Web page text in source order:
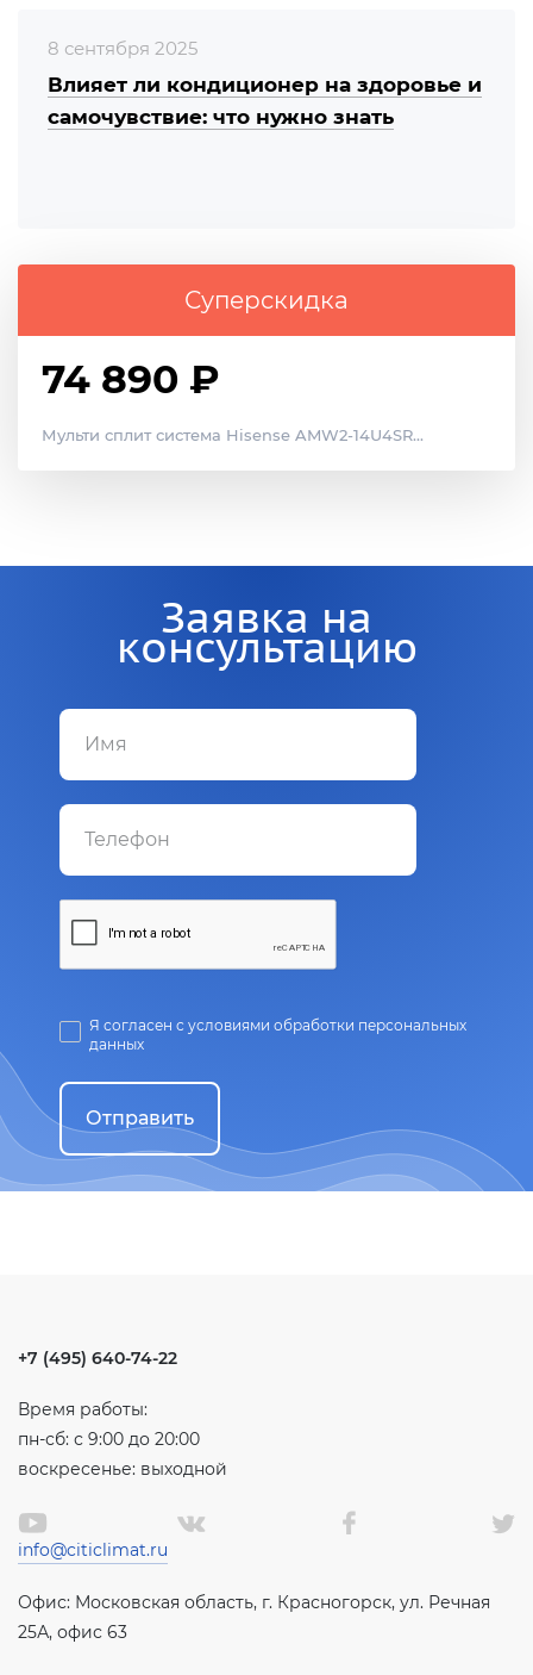
8 сентября 2025
Влияет ли кондиционер на здоровье и
самочувствие: что нужно знать
Суперскидка
74 890 ₽
Мульти сплит система Hisense AMW2-14U4SR...
Заявка на
консультацию
Я согласен с условиями обработки персональных
данных
Отправить
+7 (495) 640-74-22
Время работы:
пн-сб: с 9:00 до 20:00
воскресенье: выходной
info@citiclimat.ru
Офис: Московская область, г. Красногорск, ул. Речная
25А, офис 63